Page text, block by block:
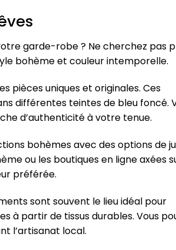
garde-robe ? Ne cherchez pas
bohème et couleur intemporelle.
pièces uniques et originales. Ces
différentes teintes de bleu foncé.
d’authenticité à votre tenue.
bohèmes avec des options de
ou les boutiques en ligne axées
préférée.
sont souvent le lieu idéal pour
à partir de tissus durables. Vous
l’artisanat local.